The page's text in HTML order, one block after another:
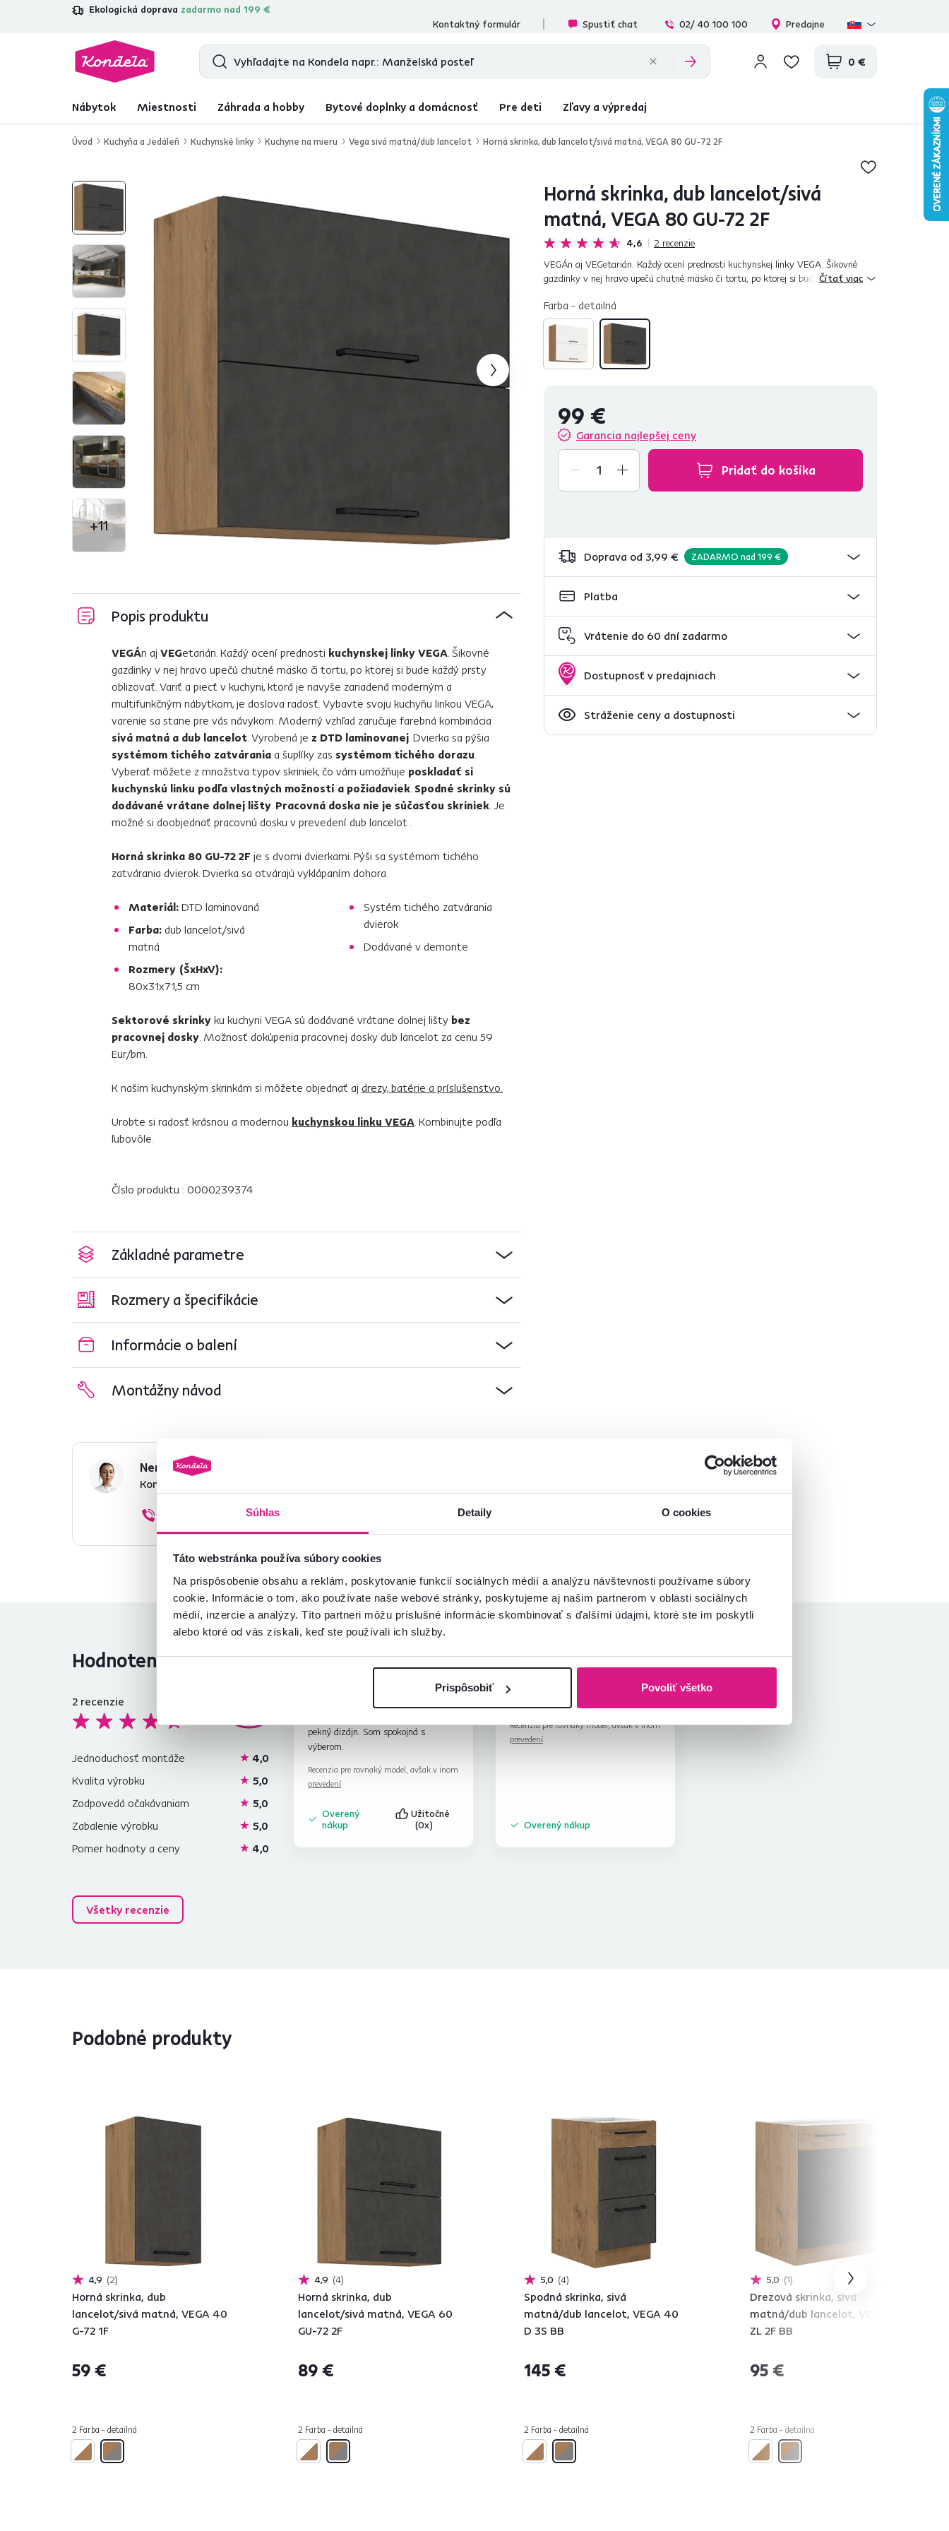
Súhlas Detaily O cookies
Táto webstránka používa súbory cookies
Na prispôsobenie obsahu a reklám, poskytovanie funkcií sociálnych médií a analýzu návštevnosti používame súbory
cookie. Informácie o tom, ako používate naše webové stránky, poskytujeme aj našim partnerom v oblasti sociálnych
médií, inzercie a analýzy. Títo partneri môžu príslušné informácie skombinovať s ďalšími údajmi, ktoré ste im poskytli
alebo ktoré od vás získali, keď ste používali ich služby.
Prispôsobiť Povoliť všetko
Ekologická doprava zadarmo nad 199 €
4,7 31 211overených produktových recenzií
Kontaktný formulár
Spustiť chat 02/ 40 100 100 Predajne
0 €
Nábytok Miestnosti Záhrada a hobby Bytové doplnky a domácnosť Pre deti Zľavy a výpredaj
Úvod Kuchyňa a Jedáleň Kuchynské linky Kuchyne na mieru Vega sivá matná/dub lancelot Horná skrinka, dub lancelot/sivá matná, VEGA 80 GU-72 2F
+11
Horná skrinka, dub lancelot/sivá
matná, VEGA 80 GU-72 2F
4,6 2 recenzie
VEGÁn aj VEGetarián. Každý ocení prednosti kuchynskej linky VEGA. Šikovné
gazdinky v nej hravo upečú chutné mäsko či tortu, po ktorej si bude každý prsty
Čítať viac
Farba - detailná
99 €
Garancia najlepšej ceny
Pridať do košíka
Doprava od 3,99 € ZADARMO nad 199 €
Platba
Vrátenie do 60 dní zadarmo
Dostupnosť v predajniach
Stráženie ceny a dostupnosti
Popis produktu
VEGÁn aj VEGetarián. Každý ocení prednosti kuchynskej linky VEGA . Šikovné
gazdinky v nej hravo upečú chutné mäsko či tortu, po ktorej si bude každý prsty
oblizovať. Variť a piecť v kuchyni, ktorá je navyše zariadená moderným a
multifunkčným nábytkom, je doslova radosť. Vybavte svoju kuchyňu linkou VEGA,
varenie sa stane pre vás návykom. Moderný vzhľad zaručuje farebná kombinácia
sivá matná a dub lancelot . Vyrobená je z DTD laminovanej . Dvierka sa pýšia
systémom tichého zatvárania a šuplíky zas systémom tichého dorazu
Vyberať môžete z množstva typov skriniek, čo vám umožňuje poskladať si
kuchynskú linku podľa vlastných možností a požiadaviek Spodné skrinky sú
dodávané vrátane dolnej lišty Pracovná doska nie je súčasťou skriniek . Je
možné si doobjednať pracovnú dosku v prevedení dub lancelot .
Horná skrinka 80 GU-72 2F je s dvomi dvierkami. Pýši sa systémom tichého
zatvárania dvierok. Dvierka sa otvárajú vyklápaním dohora.
Materiál: DTD laminovaná
Farba: dub lancelot/sivá
matná
Rozmery (ŠxHxV):
80x31x71,5 cm
Systém tichého zatvárania
dvierok
Dodávané v demonte
Sektorové skrinky ku kuchyni VEGA sú dodávané vrátane dolnej lišty bez
pracovnej dosky . Možnosť dokúpenia pracovnej dosky dub lancelot za cenu 59
Eur/bm.
K našim kuchynským skrinkám si môžete objednať aj drezy, batérie a príslušenstvo.
Urobte si radosť krásnou a modernou kuchynskou linku VEGA . Kombinujte podľa
ľubovôle.
Číslo produktu : 0000239374
Základné parametre
Rozmery a špecifikácie
Informácie o balení
Montážny návod
Nenašli ste požadované informácie?
Kontaktujte nás a my vám radi poradíme
Spustiť chat
Hodnotenia produktu
2 recenzie
Jednoduchosť montáže
4,0
Kvalita výrobku
5,0
Zodpovedá očakávaniam
5,0
Zabalenie výrobku
5,0
Pomer hodnoty a ceny
4,0
Všetky recenzie
Edita G. 4.2hviezdičky
pekný dizájn. Som spokojná s
výberom.
Recenzia pre rovnaký model, avšak v inom
prevedení
Overený
nákup
Užitočné
(0x)
Vladimír B. 5hviezdičiek
Recenzia pre rovnaký model, avšak v inom
prevedení
Overený nákup
Podobné produkty
4,9 2
Horná skrinka, dub
lancelot/sivá matná, VEGA 40
G-72 1F
59 €
2 Farba - detailná
4,9 4
Horná skrinka, dub
lancelot/sivá matná, VEGA 60
GU-72 2F
89 €
2 Farba - detailná
5,0 4
Spodná skrinka, sivá
matná/dub lancelot, VEGA 40
D 3S BB
145 €
2 Farba - detailná
5,0 1
Drezová skrinka, sivá
matná/dub lancelot, VEGA 80
ZL 2F BB
95 €
2 Farba - detailná